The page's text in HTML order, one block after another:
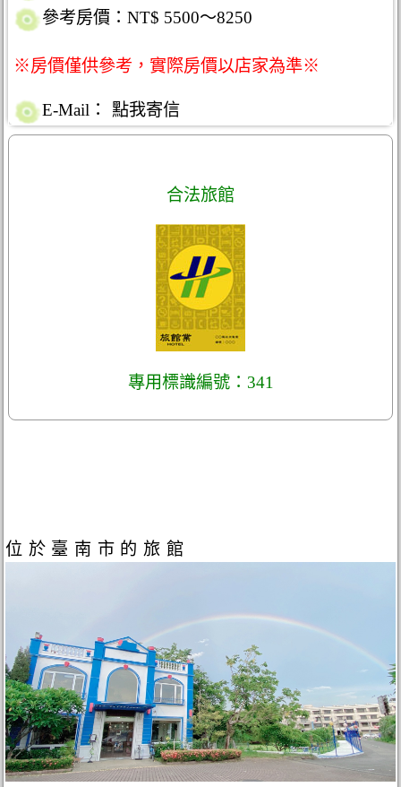
參考房價：NT$ 5500～8250
※房價僅供參考，實際房價以店家為準※
E-Mail： 點我寄信
合法旅館
專用標識編號：341
位於臺南市的旅館